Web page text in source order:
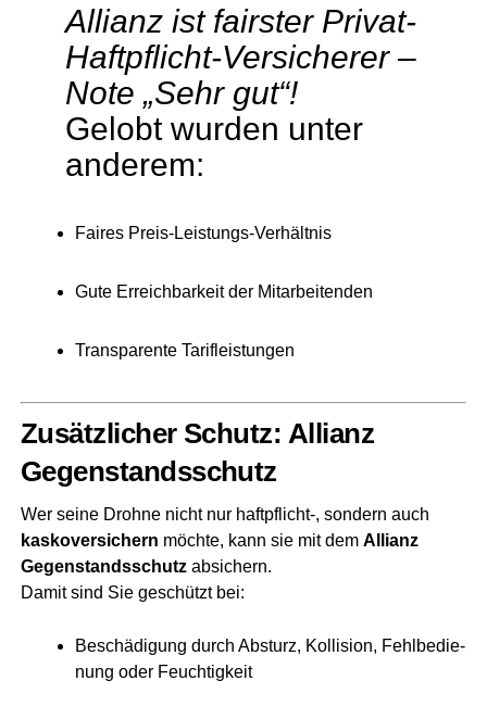
Alli­anz ist fairs­ter Pri­vat-
Haft­pflicht-Ver­si­che­rer –
Note „Sehr gut“!
Gelobt wur­den unter
anderem:
Fai­res Preis-Leistungs-Verhältnis
Gute Erreich­bar­keit der Mitarbeitenden
Trans­pa­ren­te Tarifleistungen
Zusätz­li­cher Schutz: Alli­anz
Gegenstandsschutz
Wer sei­ne Droh­ne nicht nur haftpflicht‑, son­dern auch
kas­ko­ver­si­chern möch­te, kann sie mit dem Alli­anz
Gegen­stands­schutzabsi­chern.
Damit sind Sie geschützt bei:
Beschä­di­gung durch Absturz, Kol­li­si­on, Fehl­be­die­
nung oder Feuchtigkeit